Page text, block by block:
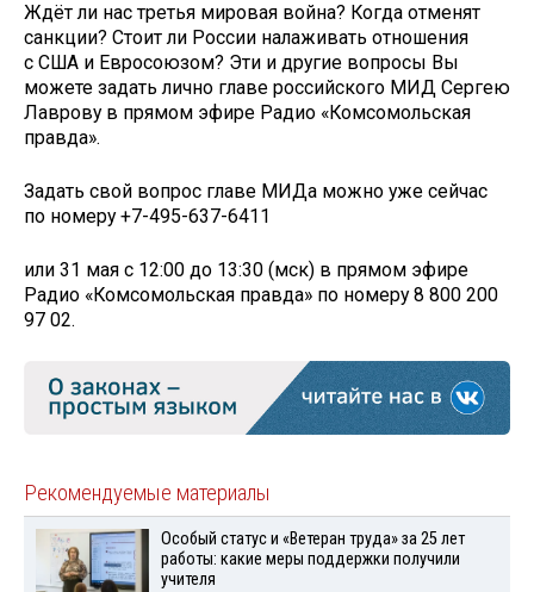
Ждёт ли нас третья мировая война? Когда отменят
санкции? Стоит ли России налаживать отношения
с США и Евросоюзом? Эти и другие вопросы Вы
можете задать лично главе российского МИД Сергею
Лаврову в прямом эфире Радио «Комсомольская
правда».
Задать свой вопрос главе МИДа можно уже сейчас
по номеру +7-495-637-6411
или 31 мая с 12:00 до 13:30 (мск) в прямом эфире
Радио «Комсомольская правда» по номеру 8 800 200
97 02.
Рекомендуемые материалы
Особый статус и «Ветеран труда» за 25 лет
работы: какие меры поддержки получили
учителя